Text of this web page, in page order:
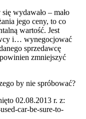
wydawało – mało
jego ceny, to co
wartość. Jest
i… wynegocjować
sprzedawcę
zmniejszyć
by nie spróbować?
02.08.2013 r. z:
car-be-sure-to-